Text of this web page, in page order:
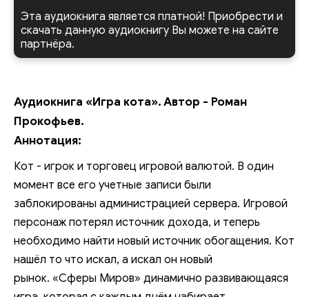
Эта аудиокнига является платной! Приобрести и
скачать данную аудиокнигу Вы можете на сайте
партнёра.
Аудиокнига «Игра кота». Автор - Роман
Прокофьев.
Аннотация:
Кот - игрок и торговец игровой валютой. В один
момент все его учетные записи были
заблокированы администрацией сервера. Игровой
персонаж потерял источник дохода, и теперь
необходимо найти новый источник обогащения. Кот
нашёл то что искал, а искал он новый
рынок. «Сферы Миров» динамично развивающаяся